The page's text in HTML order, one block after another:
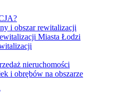
i obszar rewitalizacji
Miasta Łodzi
nieruchomości
i obrębów na obszarze